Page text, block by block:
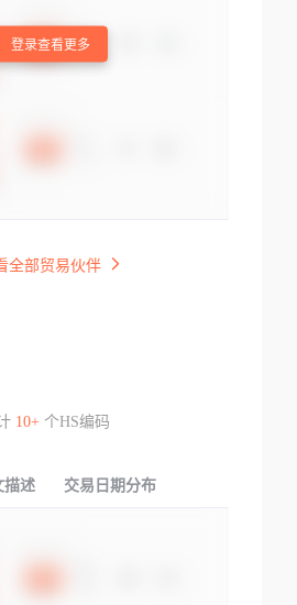
登录查看更多
全部贸易伙伴
10+个HS编码
描述 交易日期分布